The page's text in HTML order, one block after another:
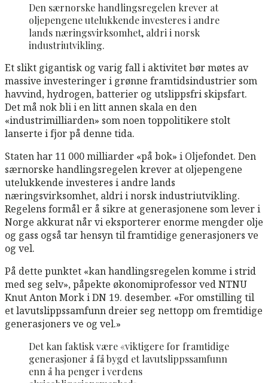
Den særnorske handlingsregelen krever at
oljepengene utelukkende investeres i andre
lands næringsvirksomhet, aldri i norsk
industriutvikling.
Et slikt gigantisk og varig fall i aktivitet bør møtes av
massive investeringer i grønne framtidsindustrier som
havvind, hydrogen, batterier og utslippsfri skipsfart.
Det må nok bli i en litt annen skala en den
«industrimilliarden» som noen toppolitikere stolt
lanserte i fjor på denne tida.
Staten har 11 000 milliarder «på bok» i Oljefondet. Den
særnorske handlingsregelen krever at oljepengene
utelukkende investeres i andre lands
næringsvirksomhet, aldri i norsk industriutvikling.
Regelens formål er å sikre at generasjonene som lever i
Norge akkurat når vi eksporterer enorme mengder olje
og gass også tar hensyn til framtidige generasjoners ve
og vel.
På dette punktet «kan handlingsregelen komme i strid
med seg selv», påpekte økonomiprofessor ved NTNU
Knut Anton Mork i DN 19. desember. «For omstilling til
et lavutslippssamfunn dreier seg nettopp om fremtidige
generasjoners ve og vel.»
Det kan faktisk være «viktigere for framtidige
generasjoner å få bygd et lavutslippssamfunn
enn å ha penger i verdens